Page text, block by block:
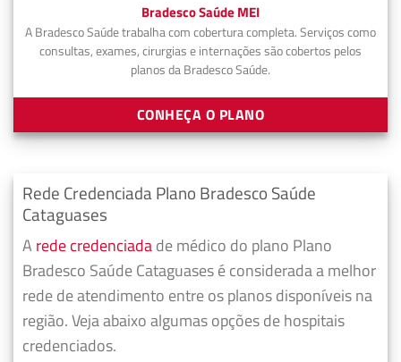
Bradesco Saúde MEI
A Bradesco Saúde trabalha com cobertura completa. Serviços como
consultas, exames, cirurgias e internações são cobertos pelos
planos da Bradesco Saúde.
CONHEÇA O PLANO
Rede Credenciada Plano Bradesco Saúde
Cataguases
A rede credenciadade médico do plano Plano
Bradesco Saúde Cataguases é considerada a melhor
rede de atendimento entre os planos disponíveis na
região. Veja abaixo algumas opções de hospitais
credenciados.